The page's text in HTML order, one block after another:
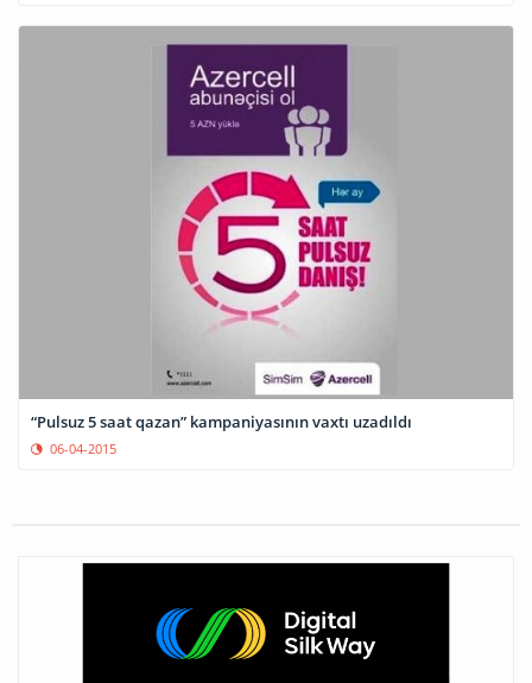
“Pulsuz 5 saat qazan” kampaniyasının vaxtı uzadıldı
06-04-2015